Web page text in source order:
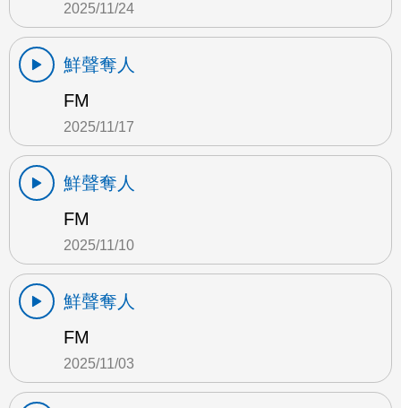
2025/11/24
鮮聲奪人
FM
2025/11/17
鮮聲奪人
FM
2025/11/10
鮮聲奪人
FM
2025/11/03